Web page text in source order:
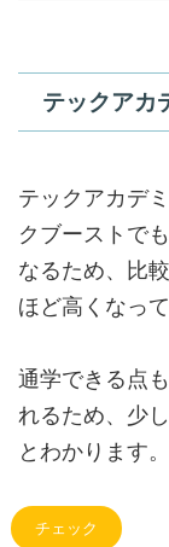
テックアカ
テックアカデ
クブーストで
なるため、比
ほど高くなっ
通学できる点
れるため、少
とわかります。
チェック